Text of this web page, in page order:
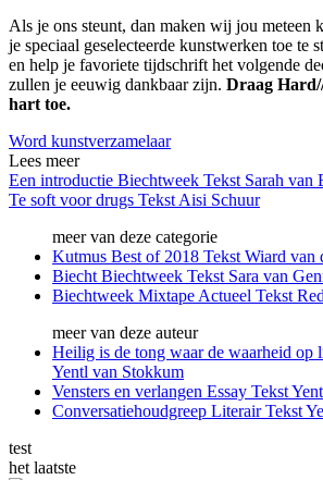
Als je ons steunt, dan maken wij jou meteen
je speciaal geselecteerde kunstwerken toe te
en help je favoriete tijdschrift het volgende
zullen je eeuwig dankbaar zijn. Draag
hart toe.
Word kunstverzamelaar
Lees meer
Een introductie Biechtweek Tekst Sarah van
Te soft voor drugs Tekst Aisi Schuur
meer van deze categorie
Kutmus Best of 2018 Tekst Wiard van
Biecht Biechtweek Tekst Sara van
Biechtweek Mixtape Actueel Tekst
meer van deze auteur
Heilig is de tong waar de waarheid op
Yentl van Stokkum
Vensters en verlangen Essay Tekst
Conversatie​houdgreep Literair Tekst
test
het laatste